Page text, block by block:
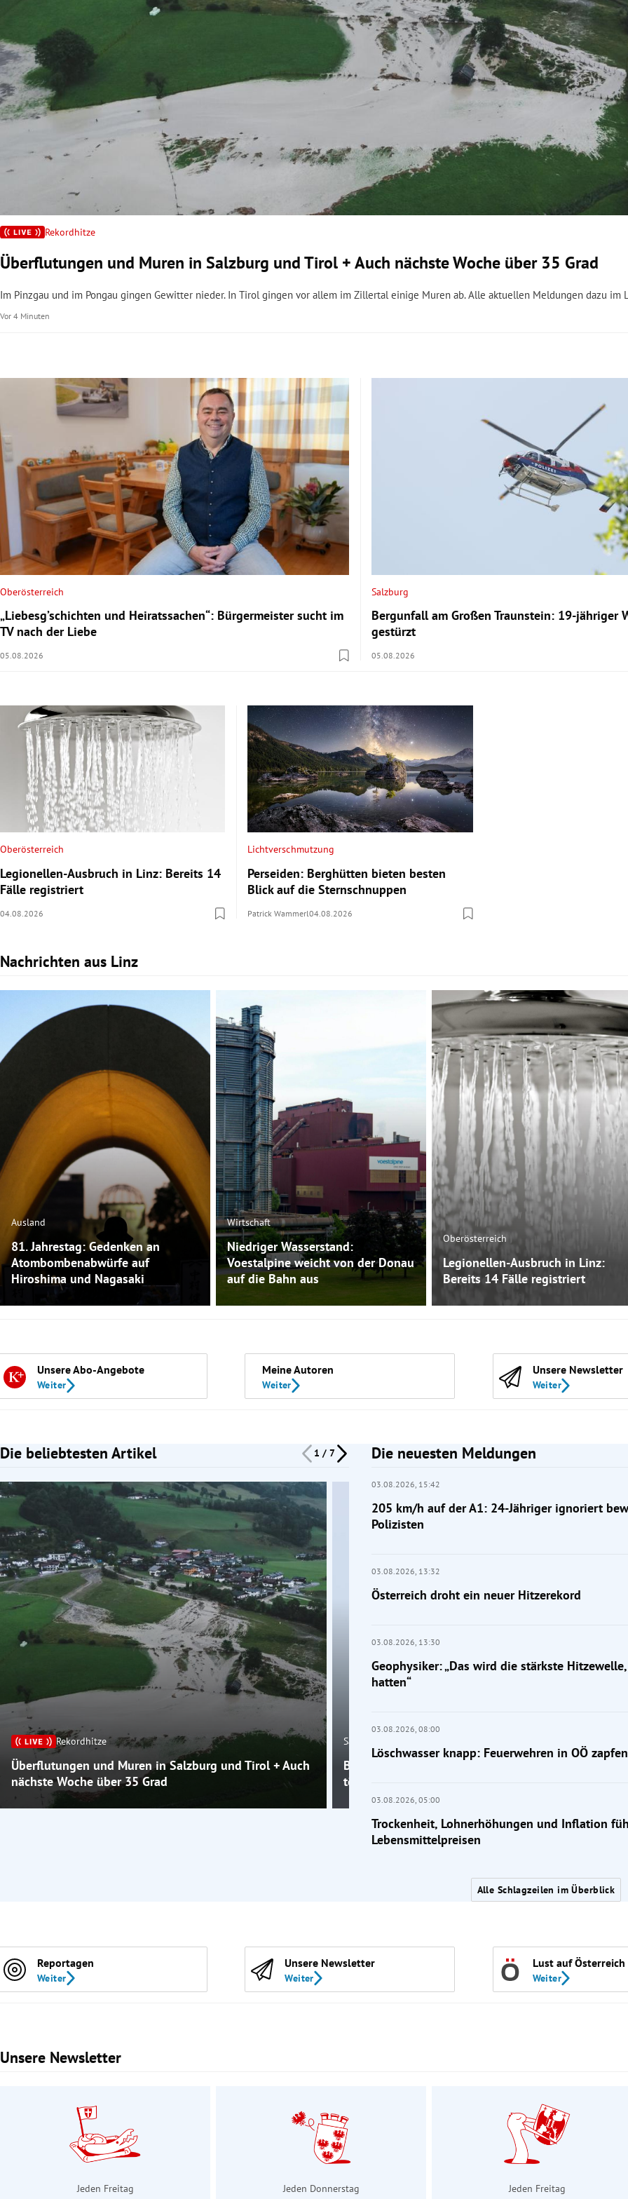
Untermenü
Untermenü
Untermenü
Untermenü
Untermenü
Untermenü
Untermenü
Untermenü
Rekordhitze
Überflutungen und Muren in Salzburg und Tirol + Auch nächste Woche über 35 Grad
Im Pinzgau und im Pongau gingen Gewitter nieder. In Tirol gingen vor allem im Zillertal einige Muren ab. Alle aktuellen Meldungen dazu im
Vor 4 Minuten
Oberösterreich
„Liebesg’schichten und Heiratssachen“: Bürgermeister sucht im
TV nach der Liebe
05.08.2026
Salzburg
Bergunfall am Großen Traunstein: 19-jähriger
gestürzt
05.08.2026
Oberösterreich
Legionellen-Ausbruch in Linz: Bereits 14
Fälle registriert
04.08.2026
Lichtverschmutzung
Perseiden: Berghütten bieten besten
Blick auf die Sternschnuppen
Patrick Wammerl04.08.2026
Nachrichten aus Linz
Slide 1 von 3
Ausland
81. Jahrestag: Gedenken an
Atombombenabwürfe auf
Hiroshima und Nagasaki
Wirtschaft
Niedriger Wasserstand:
Voestalpine weicht von der Donau
auf die Bahn aus
Oberösterreich
Legionellen-Ausbruch in Linz:
Bereits 14 Fälle registriert
Unsere Abo-Angebote
Weiter
Meine Autoren
Weiter
Unsere Newsletter
Weiter
Die beliebtesten Artikel 1 / 7
Slide 1 von 7
Rekordhitze
Überflutungen und Muren in Salzburg und Tirol + Auch
nächste Woche über 35 Grad
Salzburg
Bergunfall am Großen Traunstein: 19-jähriger
tödlich gestürzt
Die neuesten Meldungen
03.08.2026, 15:42
205 km/h auf der A1: 24-Jähriger ignoriert
Polizisten
03.08.2026, 13:32
Österreich droht ein neuer Hitzerekord
03.08.2026, 13:30
Geophysiker: „Das wird die stärkste
hatten“
03.08.2026, 08:00
Löschwasser knapp: Feuerwehren in OÖ
03.08.2026, 05:00
Trockenheit, Lohnerhöhungen und Inflation
Lebensmittelpreisen
Alle Schlagzeilen im Überblick
Reportagen
Weiter
Unsere Newsletter
Weiter
Lust auf Österreich
Weiter
Unsere Newsletter
Slide 1 von 3
Jeden Freitag Jeden Donnerstag Jeden Freitag